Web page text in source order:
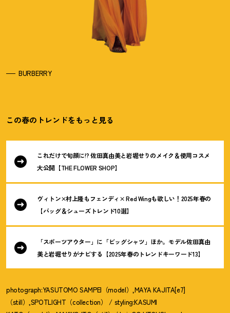
BURBERRY
この春のトレンドをもっと見る
これだけで旬顔に!? 佐田真由美と岩堀せりのメイク＆使用コスメ
大公開【THE FLOWER SHOP】
ヴィトン×村上隆もフェンディ× Red Wingも欲しい ！ 2025年春の
【バッグ＆シューズトレンド10選】
「スポーツアウター」に「ビッグシャツ」ほか。モデル佐田真由
美と岩堀せりがナビする【2025年春のトレンドキーワード13】
photograph:YASUTOMO SAMPEI（model）,MAYA KAJITA[e7]
（still）,SPOTLIGHT（collection） / styling:KASUMI